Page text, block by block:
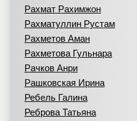
Рахмат Рахимжон
Рахматуллин Рустам
Рахметов Аман
Рахметова Гульнара
Рачков Анри
Рашковская Ирина
Ребель Галина
Реброва Татьяна